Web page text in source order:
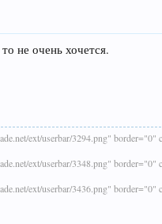
не очень хочется.
ext/userbar/3294.png" border="0"
ext/userbar/3348.png" border="0"
ext/userbar/3436.png" border="0"